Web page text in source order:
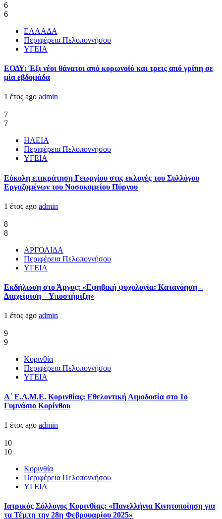
6
6
ΕΛΛΑΔΑ
Περιφέρεια Πελοποννήσου
ΥΓΕΙΑ
ΕΟΔΥ: Έξι νέοι θάνατοι από κορωνοϊό και τρεις από γρίπη σε
μία εβδομάδα
1 έτος ago admin
7
7
ΗΛΕΙΑ
Περιφέρεια Πελοποννήσου
ΥΓΕΙΑ
Εύκολη επικράτηση Γεωργίου στις εκλογές του Συλλόγου
Εργαζομένων του Νοσοκομείου Πύργου
1 έτος ago admin
8
8
ΑΡΓΟΛΙΔΑ
Περιφέρεια Πελοποννήσου
ΥΓΕΙΑ
Εκδήλωση στο Άργος: «Εφηβική ψυχολογία: Κατανόηση –
Διαχείριση – Υποστήριξη»
1 έτος ago admin
9
9
Κορινθία
Περιφέρεια Πελοποννήσου
ΥΓΕΙΑ
Α΄ Ε.Λ.Μ.Ε. Κορινθίας: Εθελοντική Αιμοδοσία στο 1ο
Γυμνάσιο Κορίνθου
1 έτος ago admin
10
10
Κορινθία
Περιφέρεια Πελοποννήσου
ΥΓΕΙΑ
Ιατρικός Σύλλογος Κορινθίας: «Πανελλήνια Κινητοποίηση για
τα Τέμπη την 28η Φεβρουαρίου 2025»